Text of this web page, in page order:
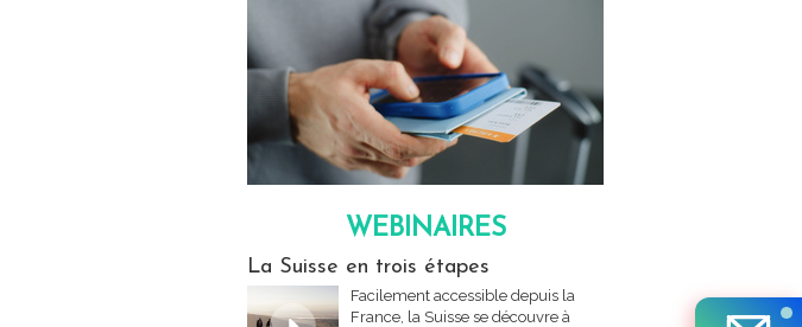
WEBINAIRES
La Suisse en trois étapes
Facilement accessible depuis la
France, la Suisse se découvre à